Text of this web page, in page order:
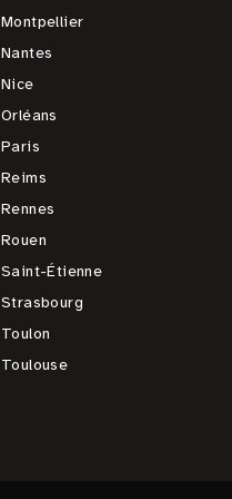
Montpellier
Nantes
Nice
Orléans
Paris
Reims
Rennes
Rouen
Saint-Étienne
Strasbourg
Toulon
Toulouse